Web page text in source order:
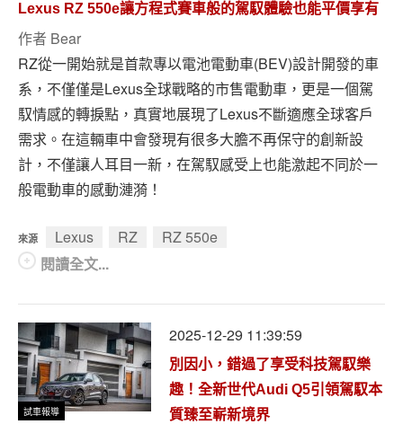
Lexus RZ 550e讓方程式賽車般的駕馭體驗也能平價享有
作者 Bear
RZ從一開始就是首款專以電池電動車(BEV)設計開發的車
系，不僅僅是Lexus全球戰略的市售電動車，更是一個駕
馭情感的轉捩點，真實地展現了Lexus不斷適應全球客戶
需求。在這輛車中會發現有很多大膽不再保守的創新設
計，不僅讓人耳目一新，在駕馭感受上也能激起不同於一
般電動車的感動漣漪！
來源 Lexus RZ
RZ 550e
閱讀全文...
試車報導
2025-12-29 11:39:59
別因小，錯過了享受科技駕馭樂
趣！全新世代Audi Q5引領駕馭本
質臻至嶄新境界